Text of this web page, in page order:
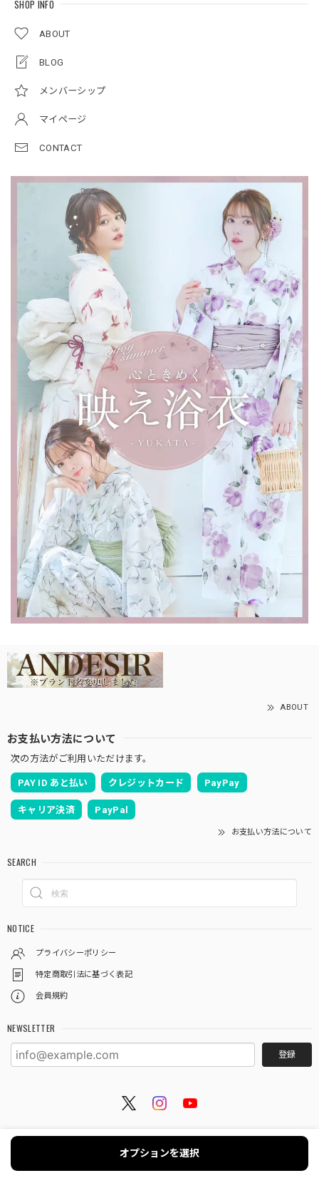
SHOP INFO
ABOUT
BLOG
メンバーシップ
マイページ
CONTACT
ABOUT
お支払い方法について
次の方法がご利用いただけます。
PAY ID あと払い クレジットカード PayPay
キャリア決済 PayPal
お支払い方法について
SEARCH
NOTICE
プライバシーポリシー
特定商取引法に基づく表記
会員規約
NEWSLETTER
登録
© ANDESIR【アンデジール】（andanteからブランド名リニューアルしました）水着・
浴衣
オプションを選択